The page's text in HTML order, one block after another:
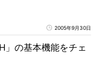
2005年9月30日
」の基本機能をチェ